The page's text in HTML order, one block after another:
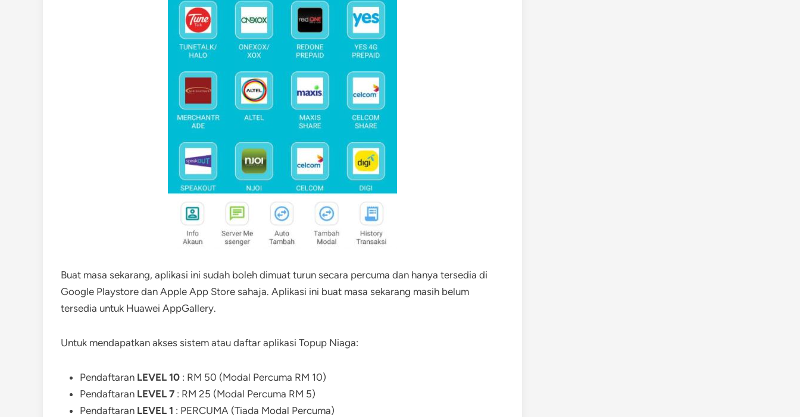
Buat masa sekarang, aplikasi ini sudah boleh dimuat turun secara percuma dan hanya tersedia di
Google Playstore dan Apple App Store sahaja. Aplikasi ini buat masa sekarang masih belum
tersedia untuk Huawei AppGallery.
Untuk mendapatkan akses sistem atau daftar aplikasi Topup Niaga:
Pendaftaran LEVEL 10 : RM 50 (Modal Percuma RM 10)
Pendaftaran LEVEL 7 : RM 25 (Modal Percuma RM 5)
Pendaftaran LEVEL 1 : PERCUMA (Tiada Modal Percuma)